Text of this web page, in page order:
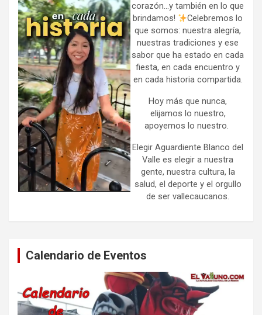
corazón…y también en lo que
brindamos!
Celebremos lo
que somos: nuestra alegría,
nuestras tradiciones y ese
sabor que ha estado en cada
fiesta, en cada encuentro y
en cada historia compartida.
Hoy más que nunca,
elijamos lo nuestro,
apoyemos lo nuestro.
Elegir Aguardiente Blanco del
Valle es elegir a nuestra
gente, nuestra cultura, la
salud, el deporte y el orgullo
de ser vallecaucanos.
Calendario de Eventos